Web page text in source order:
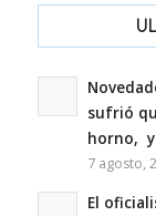
sufrió
horno,
7 agosto,
El